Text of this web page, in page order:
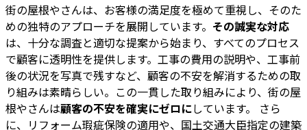
街の屋根やさんは、お客様の満足度を極めて重視し、そのた
めの独特のアプローチを展開しています。 その誠実な対応
は、十分な調査と適切な提案から始まり、すべてのプロセス
で顧客に透明性を提供します。工事の費用の説明や、工事前
後の状況を写真で残すなど、顧客の不安を解消するための取
り組みは素晴らしい。この一貫した取り組みにより、街の屋
根やさんは顧客の不安を確実にゼロにしています。 さら
に、リフォーム瑕疵保険の適用や、国土交通大臣指定の建築